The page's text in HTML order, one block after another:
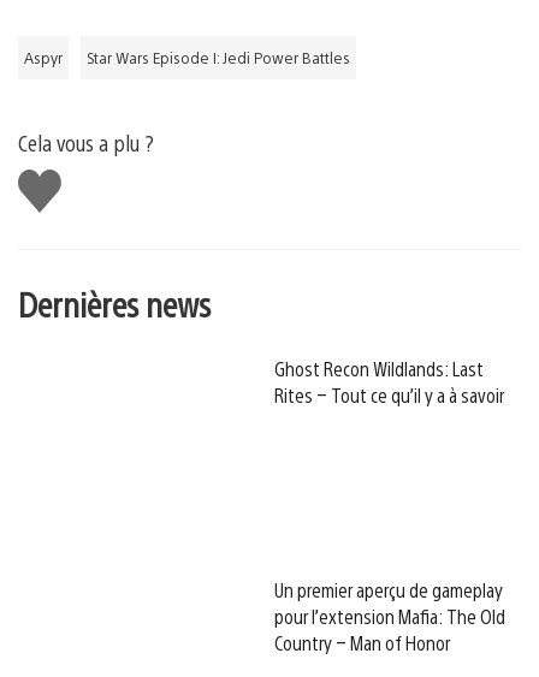
Aspyr Star Wars Episode I: Jedi Power Battles
Cela vous a plu ?
J'aime
Dernières news
Ghost Recon Wildlands: Last
Rites – Tout ce qu’il y a à savoir
Un premier aperçu de gameplay
pour l’extension Mafia: The Old
Country – Man of Honor